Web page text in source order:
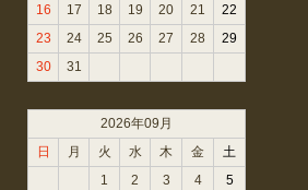
16
17 18 19 20 21
22
23
24 25 26 27 28
29
30
31
2026年09月
日
月 火 水 木 金
土
1
2 3 4 5